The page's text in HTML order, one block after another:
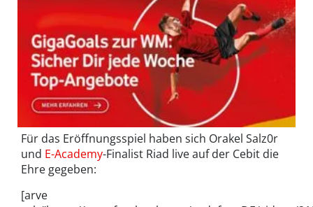
Für das Eröffnungsspiel haben sich Orakel Salz0r
und E-Academy-Finalist Riad live auf der Cebit die
Ehre gegeben:
[arve